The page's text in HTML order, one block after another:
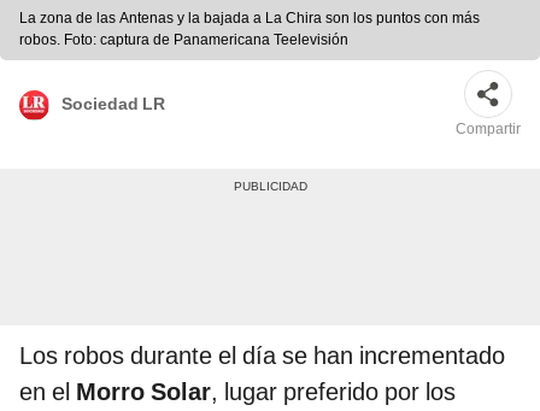
La zona de las Antenas y la bajada a La Chira son los puntos con más
robos. Foto: captura de Panamericana Teelevisión
Sociedad LR
Compartir
Los robos durante el día se han incrementado
en el Morro Solar, lugar preferido por los